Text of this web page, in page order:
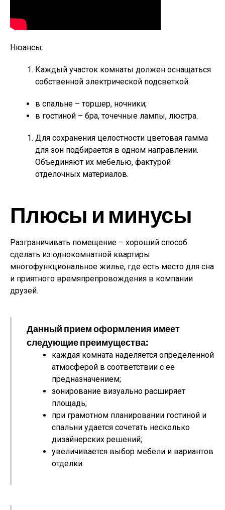
Нюансы:
Каждый участок комнаты должен оснащаться
собственной электрической подсветкой.
в спальне – торшер, ночники;
в гостиной – бра, точечные лампы, люстра.
Для сохранения целостности цветовая гамма
для зон подбирается в одном направлении.
Объединяют их мебелью, фактурой
отделочных материалов.
Плюсы и минусы
Разграничивать помещение – хороший способ
сделать из однокомнатной квартиры
многофункциональное жилье, где есть место для сна
и приятного времяпрепровождения в компании
друзей.
Данный прием оформления имеет
следующие преимущества:
каждая комната наделяется определенной
атмосферой в соответствии с ее
предназначением;
зонирование визуально расширяет
площадь;
при грамотном планировании гостиной и
спальни удается сочетать несколько
дизайнерских решений;
увеличивается выбор мебели и вариантов
отделки.